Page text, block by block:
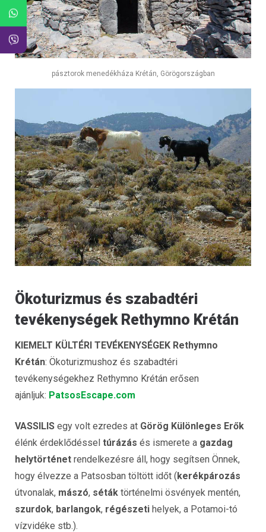
pásztorok menedékháza Krétán, Görögországban
Ökoturizmus és szabadtéri
tevékenységek Rethymno Krétán
KIEMELT KÜLTÉRI TEVÉKENYSÉGEK Rethymno
Krétán: Ökoturizmushoz és szabadtéri
tevékenységekhez Rethymno Krétán erősen
ajánljuk: PatsosEscape.com
VASSILIS egy volt ezredes at Görög Különleges Erők
élénk érdeklődéssel túrázás és ismerete a gazdag
helytörténet rendelkezésre áll, hogy segítsen Önnek,
hogy élvezze a Patsosban töltött időt (kerékpározás
útvonalak, mászó, séták történelmi ösvények mentén,
szurdok, barlangok, régészeti helyek, a Potamoi-tó
vízvidéke stb.).